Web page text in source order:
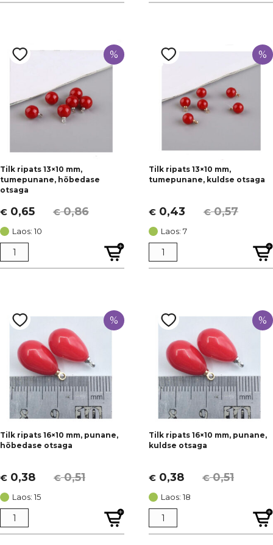
%
Tilk ripats 13×10 mm,
tumepunane, hõbedase
otsaga
€0,86
Algne
hind
oli:
€ 0,86.
€ 0,65
Current
price
is:
€ 0,65.
Laos: 10
%
Tilk ripats 13×10 mm,
tumepunane, kuldse otsaga
€0,57
Algne
hind
oli:
€ 0,57.
€ 0,43
Current
price
is:
€ 0,43.
Laos: 7
%
Tilk ripats 16×10 mm, punane,
hõbedase otsaga
€0,51
Algne
hind
oli:
€ 0,51.
€ 0,38
Current
price
is:
€ 0,38.
Laos: 15
%
Tilk ripats 16×10 mm, punane,
kuldse otsaga
€0,51
Algne
hind
oli:
€ 0,51.
€ 0,38
Current
price
is:
€ 0,38.
Laos: 18